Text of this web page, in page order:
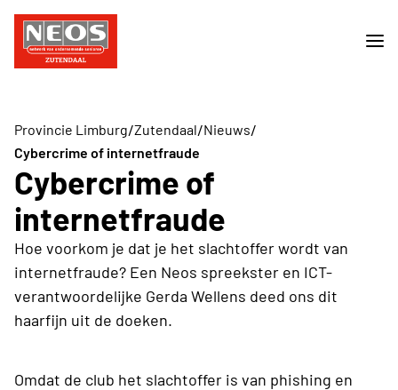
Provincie Limburg/Zutendaal/Nieuws/
Cybercrime of internetfraude
Cybercrime of
internetfraude
Hoe voorkom je dat je het slachtoffer wordt van
internetfraude? Een Neos spreekster en ICT-
verantwoordelijke Gerda Wellens deed ons dit
haarfijn uit de doeken.
Omdat de club het slachtoffer is van phishing en